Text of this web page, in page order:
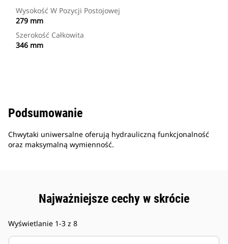
Wysokość W Pozycji Postojowej
279 mm
Szerokość Całkowita
346 mm
Podsumowanie
Chwytaki uniwersalne oferują hydrauliczną funkcjonalność
oraz maksymalną wymienność.
Najważniejsze cechy w skrócie
Wyświetlanie 1-3 z 8